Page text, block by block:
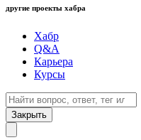
другие проекты хабра
Хабр
Q&A
Карьера
Курсы
Закрыть